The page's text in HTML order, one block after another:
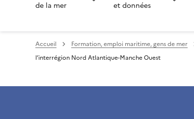
de la mer
et données
Accueil Formation, emploi maritime, gens de mer
l’interrégion Nord Atlantique-Manche Ouest